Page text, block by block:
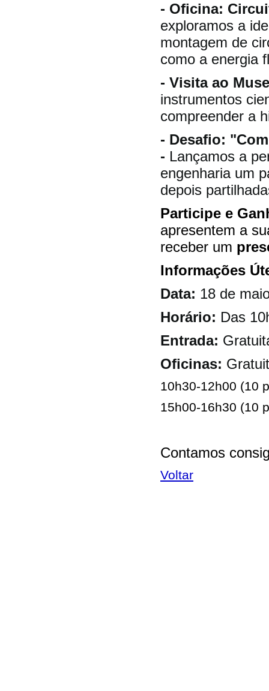
- Oficina:
exploramos a
montagem de
como a energia
- Visita ao
instrumentos
compreender a
- Desafio:
- Lançamos a
engenharia um
depois
Participe e
apresentem a
receber um
Informações
Data: 18 de
Horário: Das
Entrada:
Oficinas:
10h30-12h00 (10
15h00-16h30 (10
Contamos
Voltar